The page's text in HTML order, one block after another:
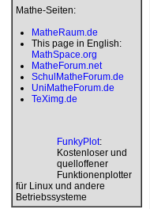
Mathe-Seiten:
MatheRaum.de
This page in English:
MathSpace.org
MatheForum.net
SchulMatheForum.de
UniMatheForum.de
TeXimg.de
FunkyPlot:
Kostenloser und
quelloffener
Funktionenplotter
für Linux und andere
Betriebssysteme